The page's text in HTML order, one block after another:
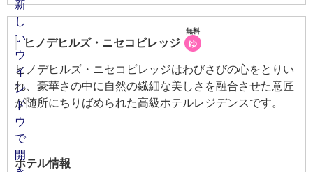
ヒノデヒルズ・ニセコビレッジ
無料
ゆ
ヒノデヒルズ・ニセコビレッジはわびさびの心をとりい
れ、豪華さの中に自然の繊細な美しさを融合させた意匠
が随所にちりばめられた高級ホテルレジデンスです。
ホテル情報